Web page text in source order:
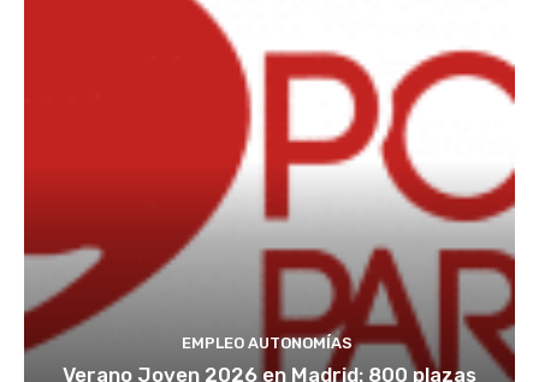
EMPLEO AUTONOMÍAS
Verano Joven 2026 en Madrid: 800 plazas